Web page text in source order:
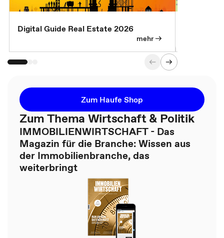
Digital Guide Real Estate 2026
mehr
Zum Haufe Shop
Zum Thema Wirtschaft & Politik
IMMOBILIENWIRTSCHAFT - Das
Magazin für die Branche: Wissen aus
der Immobilienbranche, das
weiterbringt